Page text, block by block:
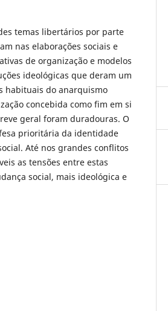
temas libertários por parte
nas elaborações sociais e
de organização e modelos
ideológicas que deram um
habituais do anarquismo
concebida como fim em si
geral foram duradouras. O
prioritária da identidade
Até nos grandes conflitos
as tensões entre estas
social, mais ideológica e